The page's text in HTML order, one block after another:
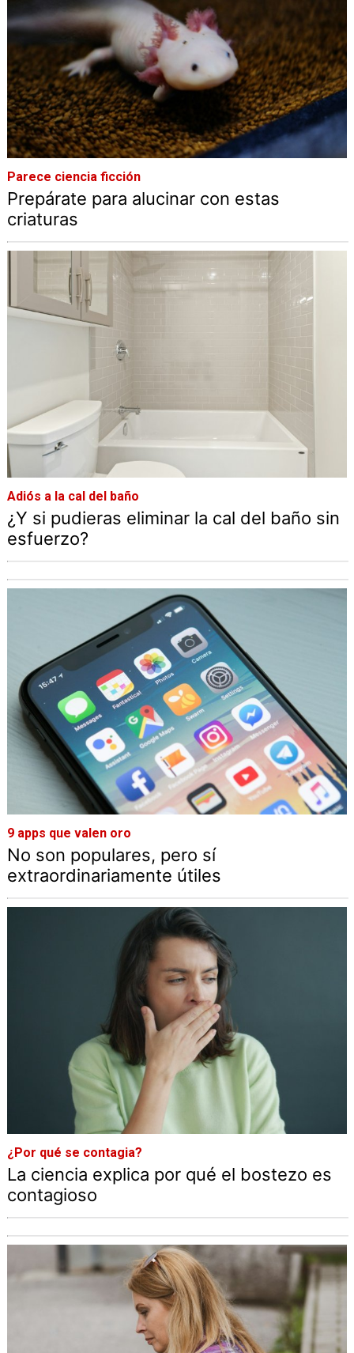
Parece ciencia ficción
Prepárate para alucinar con estas
criaturas
Adiós a la cal del baño
¿Y si pudieras eliminar la cal del baño sin
esfuerzo?
9 apps que valen oro
No son populares, pero sí
extraordinariamente útiles
¿Por qué se contagia?
La ciencia explica por qué el bostezo es
contagioso